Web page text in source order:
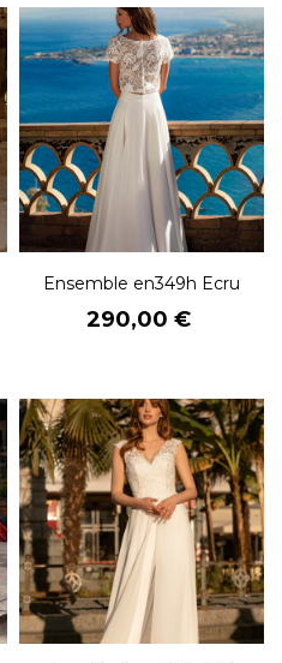
Ensemble en349h Ecru
Prix
290,00 €